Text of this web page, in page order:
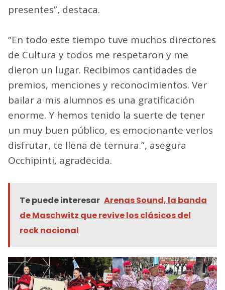
presentes”, destaca.
“En todo este tiempo tuve muchos directores
de Cultura y todos me respetaron y me
dieron un lugar. Recibimos cantidades de
premios, menciones y reconocimientos. Ver
bailar a mis alumnos es una gratificación
enorme. Y hemos tenido la suerte de tener
un muy buen público, es emocionante verlos
disfrutar, te llena de ternura.”, asegura
Occhipinti, agradecida.
Te puede interesar Arenas Sound, la banda
de Maschwitz que revive los clásicos del
rock nacional